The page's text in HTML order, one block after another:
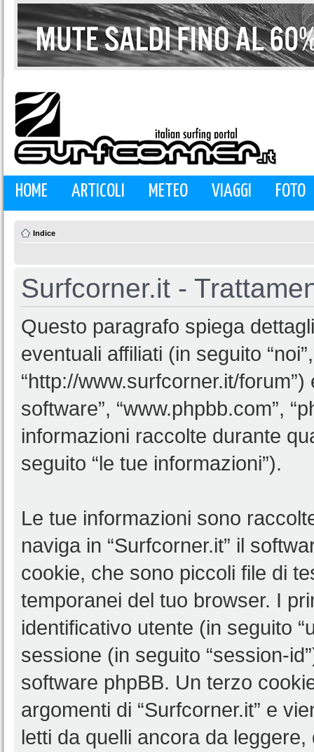
HOME ARTICOLI METEO VIAGGI FOTO
Indice
Surfcorner.it -
Questo paragrafo spiega
eventuali affiliati (in seguito
“http://www.surfcorner.it/forum”)
software”, “www.phpbb.com”,
informazioni raccolte durante
seguito “le tue informazioni”).
Le tue informazioni sono
naviga in “Surfcorner.it” il
cookie, che sono piccoli file di
temporanei del tuo browser. I
identificativo utente (in seguito
sessione (in seguito “session-
software phpBB. Un terzo
argomenti di “Surfcorner.it” e
letti da quelli ancora da